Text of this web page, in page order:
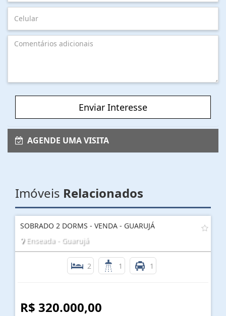
Enviar Interesse
AGENDE UMA VISITA
Imóveis Relacionados
SOBRADO 2 DORMS - VENDA - GUARUJÁ
Enseada - Guarujá
2 1 1
R$ 320.000,00